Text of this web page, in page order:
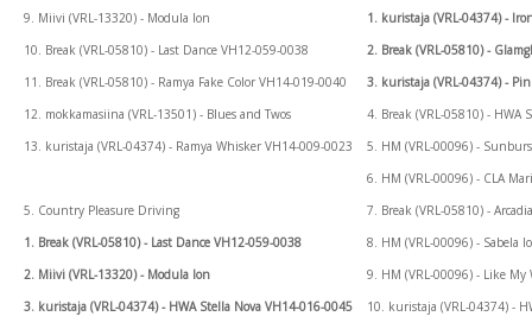
9. Miivi (VRL-13320) - Modula Ion
10. Break (VRL-05810) - Last Dance VH12-059-0038
11. Break (VRL-05810) - Ramya Fake Color VH14-019-0040
12. mokkamasiina (VRL-13501) - Blues and Twos
13. kuristaja (VRL-04374) - Ramya Whisker VH14-009-0023
5. Country Pleasure Driving
1. Break (VRL-05810) - Last Dance VH12-059-0038
2. Miivi (VRL-13320) - Modula Ion
3. kuristaja (VRL-04374) - HWA Stella Nova VH14-016-0045
1. kuristaja (VRL-04374) -
2. Break (VRL-05810) -
3. kuristaja (VRL-04374) -
4. Break (VRL-05810) - HWA
5. HM (VRL-00096) -
6. HM (VRL-00096) - CLA
7. Break (VRL-05810) -
8. HM (VRL-00096) - Sabela
9. HM (VRL-00096) - Like My
10. kuristaja (VRL-04374) -